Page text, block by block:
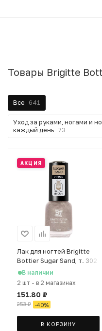
Товары Brigitte
Все 641
Уход за руками, ногами и
каждый день 73
АКЦИЯ
Лак для ногтей Brigitte
Bottier Sugar Sand, т. 302
искрящийся иней, 12 мл
В наличии
2 шт - в 2 магазинах
151.80 ₽
253₽ -40%
В КОРЗИНУ